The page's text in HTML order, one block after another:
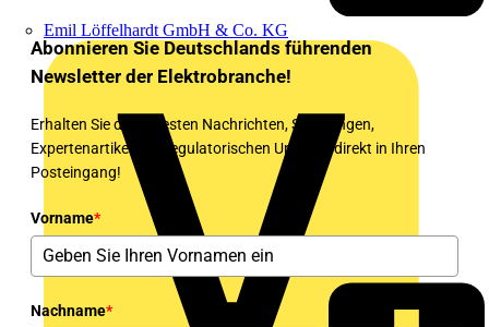
Emil Löffelhardt GmbH & Co. KG
Abonnieren Sie Deutschlands führenden
Newsletter der Elektrobranche!
Erhalten Sie die neuesten Nachrichten, Schulungen,
Expertenartikel und regulatorischen Updates direkt in Ihren
Posteingang!
Vorname*
Nachname*